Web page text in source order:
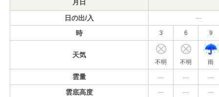
月日
日の出/入 ---
時 3 6 9
天気
不明 不明 雨
雲量 --- --- ---
雲底高度 --- --- ---